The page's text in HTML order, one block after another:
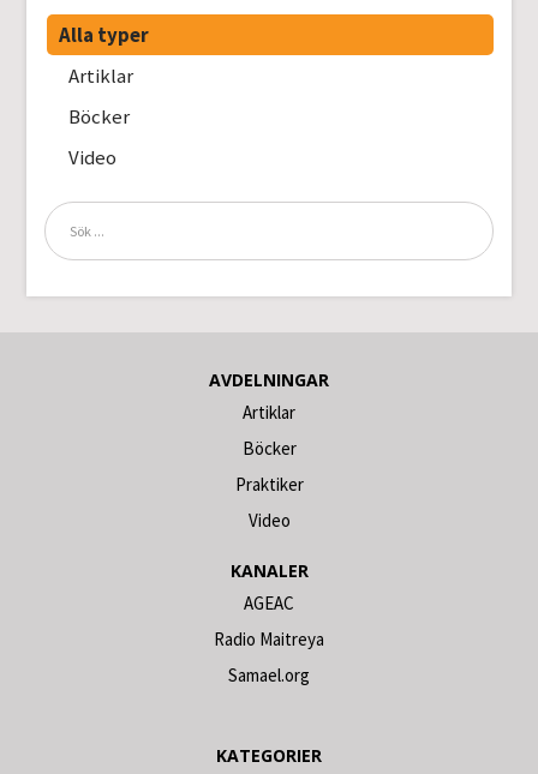
Alla typer
Artiklar
Böcker
Video
AVDELNINGAR
Artiklar
Böcker
Praktiker
Video
KANALER
AGEAC
Radio Maitreya
Samael.org
KATEGORIER